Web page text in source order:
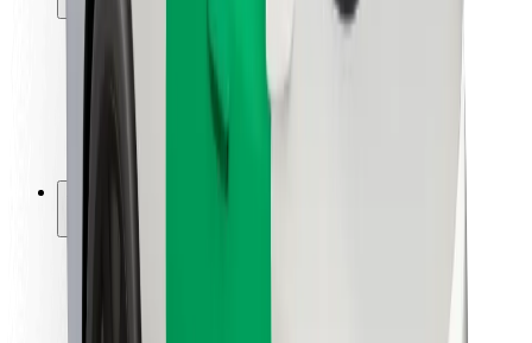
Posizioni
Soluzioni Per la Città
Aeroporti
Stazioni di ricarica
Per i Guidatori
Per i conducenti
Per corrieri